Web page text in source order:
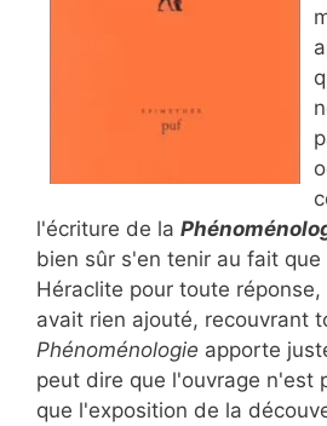
l'écriture de la
bien sûr s'en tenir au fait
Héraclite pour toute
avait rien ajouté, recouvrant
Phénoménologie apporte
peut dire que l'ouvrage n'est
que l'exposition de la